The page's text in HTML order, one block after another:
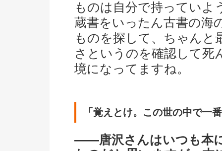
ものは自分で持っていよ
蔵書をいったん古書の海
ものを探して、ちゃんと
さというのを確認して死
境になってますね。
「覚えとけ。この世の中で一
――唐沢さんはいつも本